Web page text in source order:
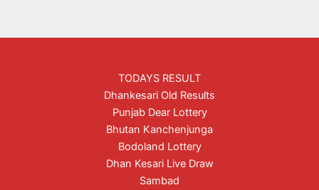
TODAYS RESULT
Dhankesari Old Results
Punjab Dear Lottery
Bhutan Kanchenjunga
Bodoland Lottery
Dhan Kesari Live Draw
Sambad